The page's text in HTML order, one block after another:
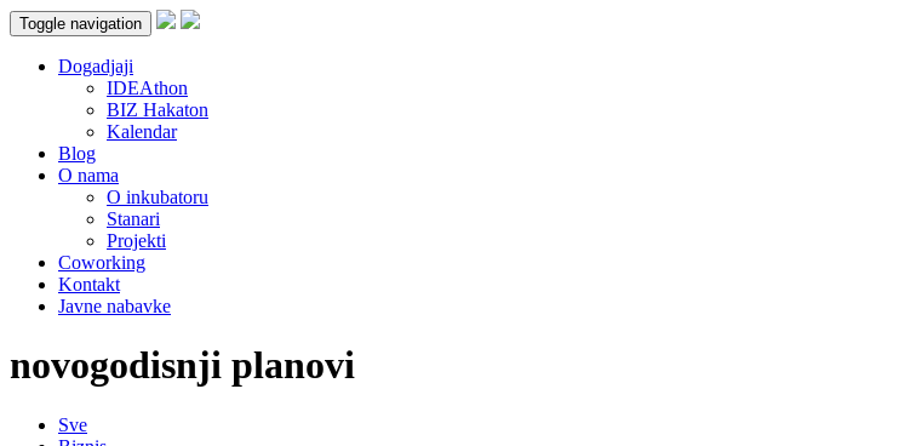
Toggle navigation
Dogadjaji
IDEAthon
BIZ Hakaton
Kalendar
Blog
O nama
O inkubatoru
Stanari
Projekti
Coworking
Kontakt
Javne nabavke
novogodisnji planovi
Sve